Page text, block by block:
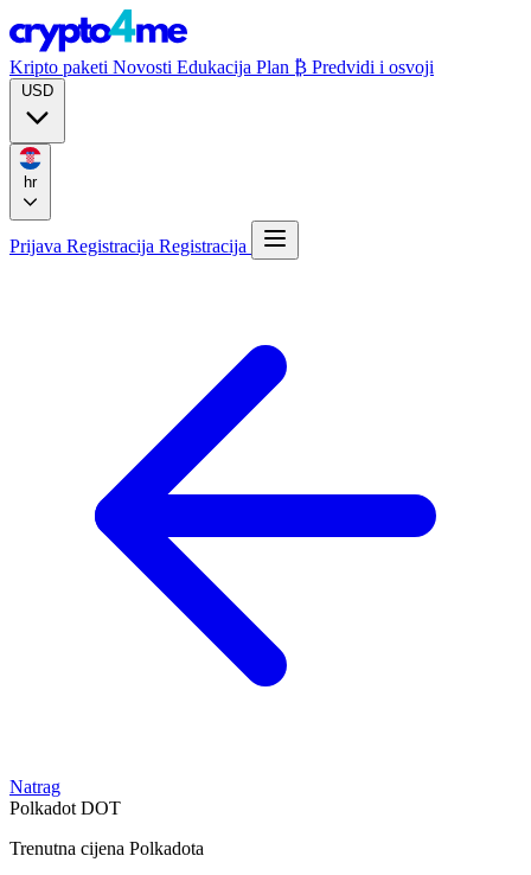
Kripto paketi Novosti Edukacija Plan ₿ Predvidi i osvoji
hr
Prijava Registracija Registracija
Natrag
Polkadot DOT
Trenutna cijena Polkadota